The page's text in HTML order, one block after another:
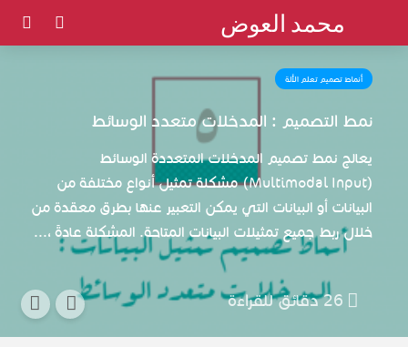
محمد العوض
أنماط تصميم تعلم الألة
نمط التصميم : المدخلات متعدد الوسائط
يعالج نمط تصميم المدخلات المتعددة الوسائط
(Multimodal Input) مشكلة تمثيل أنواع مختلفة من
البيانات أو البيانات التي يمكن التعبير عنها بطرق معقدة من
خلال ربط جميع تمثيلات البيانات المتاحة. المشكلة عادةً ،...
26 دقائق للقراءة